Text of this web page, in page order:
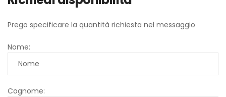
Prego specificare la quantità richiesta nel messaggio
Nome:
Cognome: